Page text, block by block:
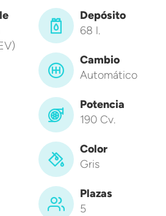
Depósito
68 l.
Cambio
Automático
Potencia
190 Cv.
Color
Gris
Plazas
5